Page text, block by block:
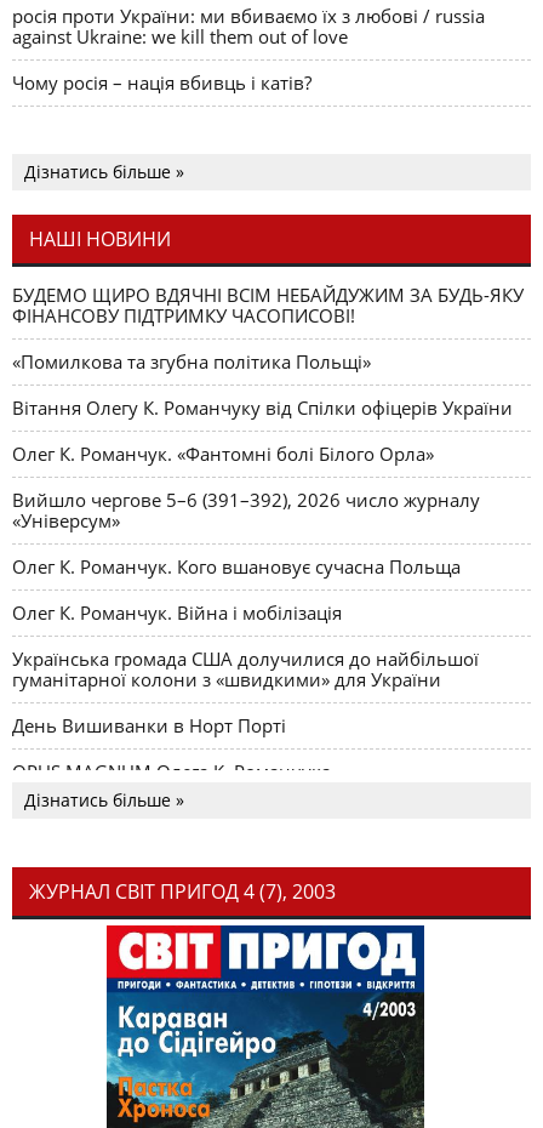
росія проти України: ми вбиваємо їх з любові / russia
against Ukraine: we kill them out of love
Чому росія – нація вбивць і катів?
Дізнатись більше »
НАШІ НОВИНИ
БУДЕМО ЩИРО ВДЯЧНІ ВСІМ НЕБАЙДУЖИМ ЗА БУДЬ-ЯКУ
ФІНАНСОВУ ПІДТРИМКУ ЧАСОПИСОВІ!
«Помилкова та згубна політика Польщі»
Вітання Олегу К. Романчуку від Спілки офіцерів України
Олег К. Романчук. «Фантомні болі Білого Орла»
Вийшло чергове 5–6 (391–392), 2026 число журналу
«Універсум»
Олег К. Романчук. Кого вшановує сучасна Польща
Олег К. Романчук. Війна і мобілізація
Українська громада США долучилися до найбільшої
гуманітарної колони з «швидкими» для України
День Вишиванки в Норт Порті
OPUS MAGNUM Олега К. Романчука
Дізнатись більше »
ЖУРНАЛ СВІТ ПРИГОД 4 (7), 2003